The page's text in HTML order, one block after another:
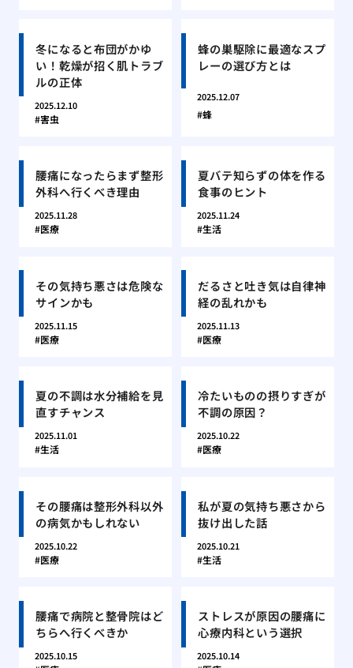
冬になると布団がかゆ
い！乾燥が招く肌トラブ
ルの正体
2025.12.10
害虫
蜂の巣駆除に最適なスプ
レーの選び方とは
2025.12.07
蜂
腰痛になったらまず整形
外科へ行くべき理由
2025.11.28
医療
夏バテ知らずの体を作る
食事のヒント
2025.11.24
生活
その気持ち悪さは危険な
サインかも
2025.11.15
医療
だるさと吐き気は自律神
経の乱れかも
2025.11.13
医療
夏の不調は水分補給を見
直すチャンス
2025.11.01
生活
冷たいものの摂りすぎが
不調の原因？
2025.10.22
医療
その腰痛は整形外科以外
の病気かもしれない
2025.10.22
医療
私が夏の気持ち悪さから
抜け出した話
2025.10.21
生活
腰痛で病院と整骨院はど
ちらへ行くべきか
2025.10.15
ストレスが原因の腰痛に
心療内科という選択
2025.10.14